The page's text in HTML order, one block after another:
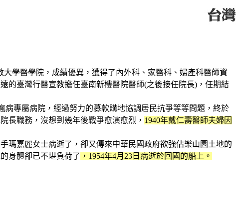
大學醫學院，成績優異，獲得了內外科、家醫科、婦產科醫師資
的臺灣行醫宣教擔任臺南新樓醫院醫師(之後接任院長)，任期結
病專屬病院，經過努力的募款購地協調居民抗爭等等問題，終於
長職務，沒想到幾年後戰爭愈演愈烈， 1940年戴仁壽醫師夫婦因
瑪嘉麗女士病逝了，卻又傳來中華民國政府欲強佔樂山園土地的
身體卻已不堪負荷了 ，1954年4月23日病逝於回國的船上。